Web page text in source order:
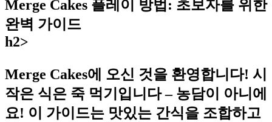
Merge Cakes 플레이 방법: 초보자를 위한
완벽 가이드
h2>
Merge Cakes에 오신 것을 환영합니다! 시
작은 식은 죽 먹기입니다 – 농담이 아니에
요! 이 가이드는 맛있는 간식을 조합하고